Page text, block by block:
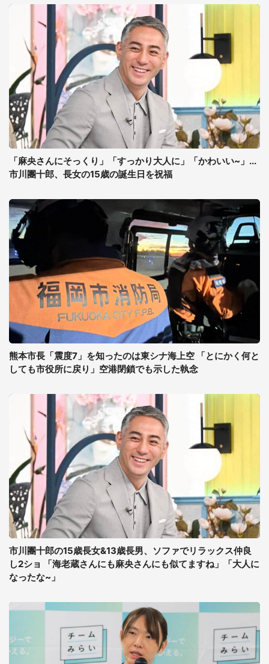
「麻央さんにそっくり」「すっかり大人に」「かわいい~」...
市川團十郎、長女の15歳の誕生日を祝福
熊本市長「震度7」を知ったのは東シナ海上空 「とにかく何と
しても市役所に戻り」空港閉鎖でも示した執念
市川團十郎の15歳長女&13歳長男、ソファでリラックス仲良
し2ショ 「海老蔵さんにも麻央さんにも似てますね」「大人に
なったな~」